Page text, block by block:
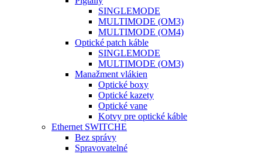
SINGLEMODE
MULTIMODE (OM3)
MULTIMODE (OM4)
Optické patch káble
SINGLEMODE
MULTIMODE (OM3)
Manažment vlákien
Optické boxy
Optické kazety
Optické vane
Kotvy pre optické káble
Ethernet SWITCHE
Bez správy
Spravovatelné